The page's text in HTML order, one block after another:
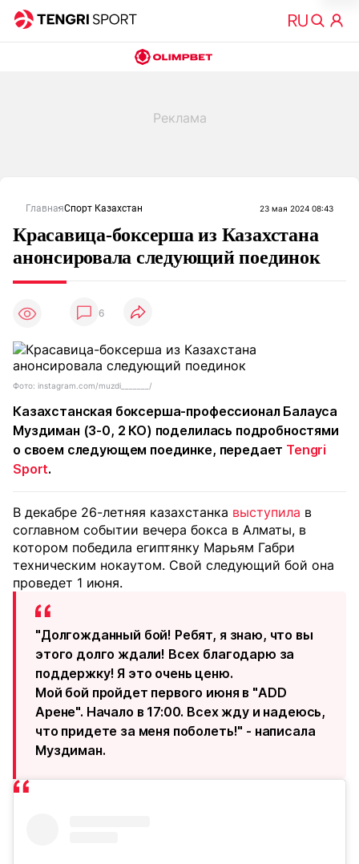
ГлавнаяСпорт Казахстан 23 мая 2024 08:43
Красавица-боксерша из Казахстана
анонсировала следующий поединок
6
Фото: instagram.com/muzdi_______/
Казахстанская боксерша-профессионал Балауса
Муздиман (3-0, 2 КО) поделилась подробностями
о своем следующем поединке, передает Tengri
Sport.
В декабре 26-летняя казахстанка выступила в
соглавном событии вечера бокса в Алматы, в
котором победила египтянку Марьям Габри
техническим нокаутом. Свой следующий бой она
проведет 1 июня.
"Долгожданный бой! Ребят, я знаю, что вы
этого долго ждали! Всех благодарю за
поддержку! Я это очень ценю.
Мой бой пройдет первого июня в "ADD
Арене". Начало в 17:00. Всех жду и надеюсь,
что придете за меня поболеть!" - написала
Муздиман.